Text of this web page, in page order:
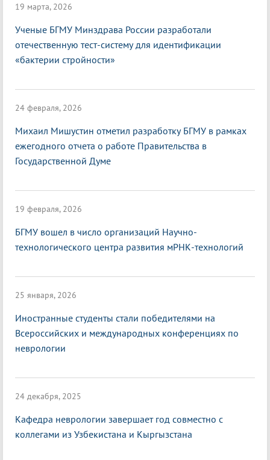
19 марта, 2026
Ученые БГМУ Минздрава России разработали
отечественную тест-систему для идентификации
«бактерии стройности»
24 февраля, 2026
Михаил Мишустин отметил разработку БГМУ в рамках
ежегодного отчета о работе Правительства в
Государственной Думе
19 февраля, 2026
БГМУ вошел в число организаций Научно-
технологического центра развития мРНК-технологий
25 января, 2026
Иностранные студенты стали победителями на
Всероссийских и международных конференциях по
неврологии
24 декабря, 2025
Кафедра неврологии завершает год совместно с
коллегами из Узбекистана и Кыргызстана